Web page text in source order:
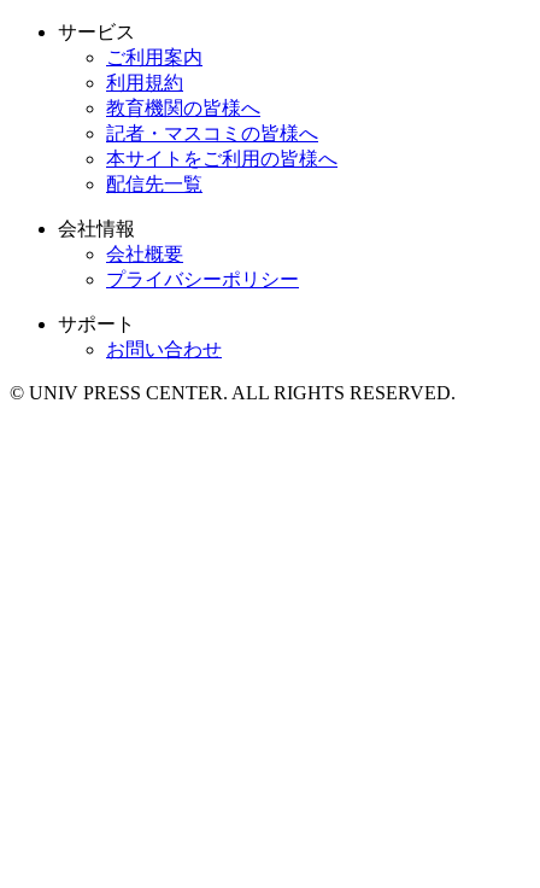
サービス
ご利用案内
利用規約
教育機関の皆様へ
記者・マスコミの皆様へ
本サイトをご利用の皆様へ
配信先一覧
会社情報
会社概要
プライバシーポリシー
サポート
お問い合わせ
© UNIV PRESS CENTER. ALL RIGHTS RESERVED.